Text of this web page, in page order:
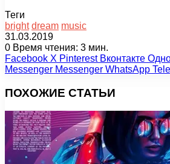
Теги
bright dream music
31.03.2019
0 Время чтения: 3 мин.
Facebook X Pinterest Вконтакте
Messenger Messenger WhatsApp
ПОХОЖИЕ СТАТЬИ